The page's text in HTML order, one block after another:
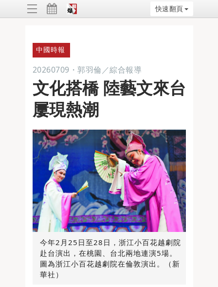
快速翻頁
中國時報
20260709 ・ 郭羽倫／綜合報導
文化搭橋 陸藝文來台
屢現熱潮
今年2月25日至28日，浙江小百花越劇院
赴台演出，在桃園、台北兩地連演5場。
圖為浙江小百花越劇院在倫敦演出。（新
華社）